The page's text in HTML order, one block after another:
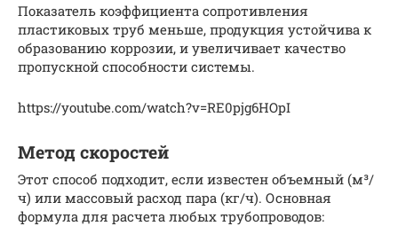
Показатель коэффициента сопротивления
пластиковых труб меньше, продукция устойчива к
образованию коррозии, и увеличивает качество
пропускной способности системы.
https://youtube.com/watch?v=RE0pjg6HOpI
Метод скоростей
Этот способ подходит, если известен объемный (м³/
ч) или массовый расход пара (кг/ч). Основная
формула для расчета любых трубопроводов: